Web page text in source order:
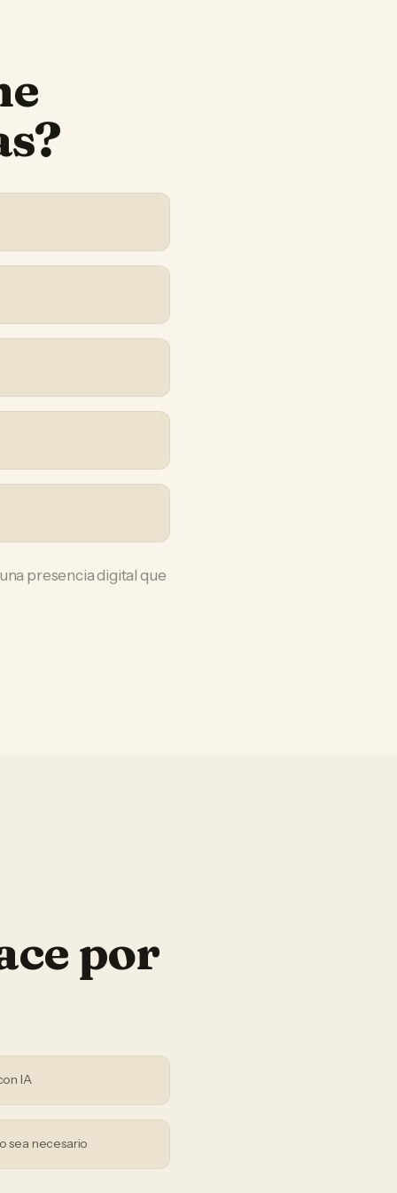
presencia digital que
por
IA
sea necesario